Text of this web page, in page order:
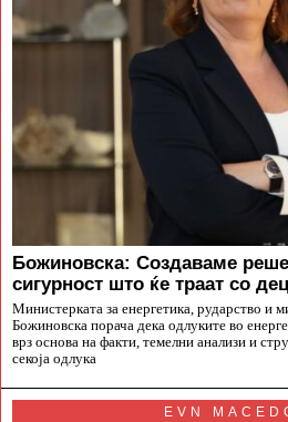
Божиновска: Создаваме
сигурност што ќе траат со
Министерката за енергетика, рударство и
Божиновска порача дека одлуките во
врз основа на факти, темелни анализи и
секоја одлука
EVN